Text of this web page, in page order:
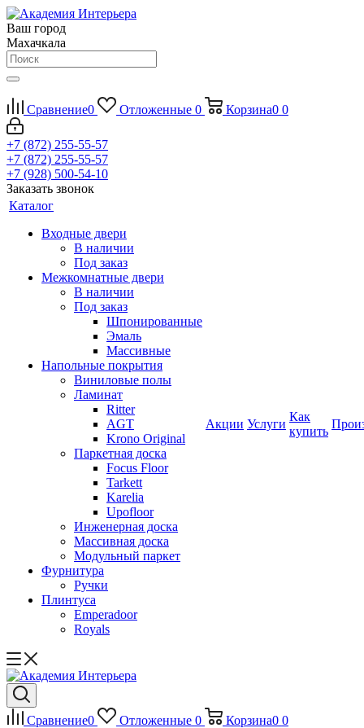
Ваш город
Махачкала
Сравнение0 Отложенные 0 Корзина0 0
+7 (872) 255-55-57
+7 (872) 255-55-57
+7 (928) 500-54-10
Заказать звонок
Каталог
Входные двери
В наличии
Под заказ
Межкомнатные двери
В наличии
Под заказ
Шпонированные
Эмаль
Массивные
Напольные покрытия
Виниловые полы
Ламинат
Ritter
AGT
Krono Original
Паркетная доска
Focus Floor
Tarkett
Karelia
Upofloor
Инженерная доска
Массивная доска
Модульный паркет
Фурнитура
Ручки
Плинтуса
Emperadoor
Royals
Акции Услуги
Как
купить
Сравнение0 Отложенные 0 Корзина0 0